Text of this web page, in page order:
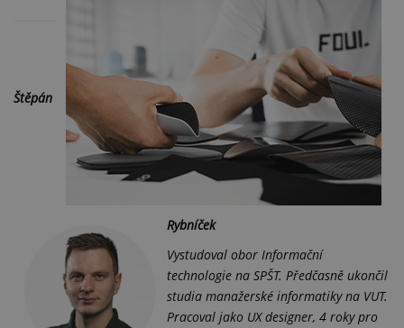
Štěpán
Rybníček
Vystudoval obor Informační
technologie na SPŠT. Předčasně ukončil
studia manažerské informatiky na VUT.
Pracoval jako UX designer, 4 roky pro